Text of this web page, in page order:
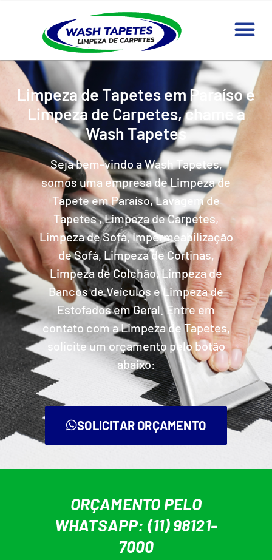
Limpeza de Tapetes em Paraíso e
Limpeza de Carpetes, chame a
Wash Tapetes
Seja bem-vindo a Wash Tapetes,
somos uma empresa de Limpeza de
Tapete em Paraíso, Lavagem de
Tapetes , Limpeza de Carpetes,
Limpeza de Sofá, Impermeabilização
de Sofá, Limpeza de Cortinas,
Limpeza de Colchão, Limpeza de
Bancos de Veículos e Limpeza de
Estofados em Geral. Entre em
contato com a Limpeza de Tapetes,
solicite um orçamento pelo botão
abaixo:
SOLICITAR ORÇAMENTO
ORÇAMENTO PELO
WHATSAPP: (11) 98121-
7000